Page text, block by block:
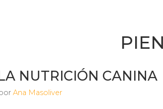
NUTRICIÓN CANINA
Ana Masoliver